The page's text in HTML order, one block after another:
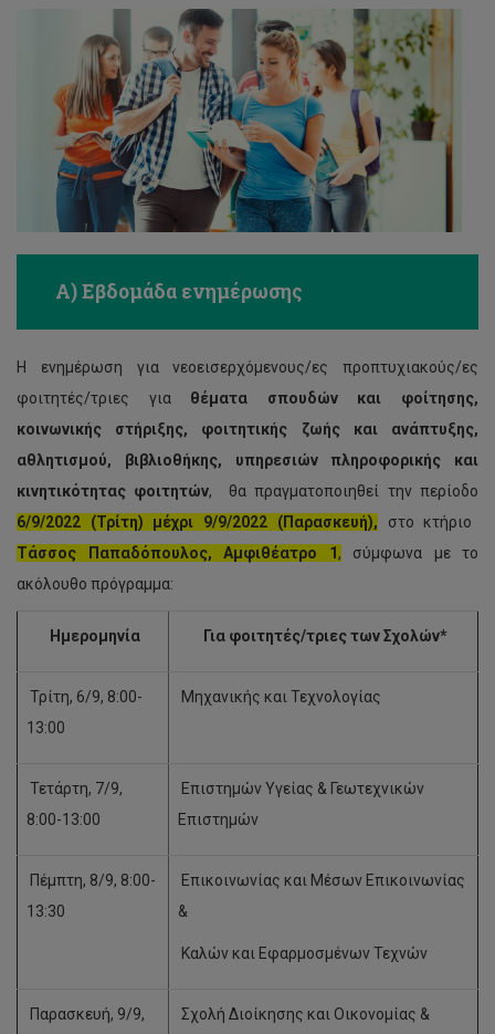
Α) Εβδομάδα ενημέρωσης
Η ενημέρωση για νεοεισερχόμενους/ες προπτυχιακούς/ες
φοιτητές/τριες για θέματα σπουδών και φοίτησης,
κοινωνικής στήριξης, φοιτητικής ζωής και ανάπτυξης,
αθλητισμού, βιβλιοθήκης, υπηρεσιών πληροφορικής και
κινητικότητας φοιτητών, θα πραγματοποιηθεί την περίοδο
6/9/2022 (Τρίτη) μέχρι 9/9/2022 (Παρασκευή), στο κτήριο
Τάσσος Παπαδόπουλος, Αμφιθέατρο 1, σύμφωνα με το
ακόλουθο πρόγραμμα:
Ημερομηνία Για φοιτητές/τριες των Σχολών*
Τρίτη, 6/9, 8:00-
13:00
Μηχανικής και Τεχνολογίας
Τετάρτη, 7/9,
8:00-13:00
Επιστημών Υγείας & Γεωτεχνικών
Επιστημών
Πέμπτη, 8/9, 8:00-
13:30
Επικοινωνίας και Μέσων Επικοινωνίας
&
Καλών και Εφαρμοσμένων Τεχνών
Παρασκευή, 9/9,
Σχολή Διοίκησης και Οικονομίας &